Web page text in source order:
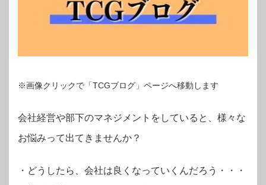
※画像クリックで「TCGブログ」ページへ移動します
会社経営や部下のマネジメントをしていると、様々な
お悩みって出てきませんか？
・ どうしたら、会社は良くなっていくんだろう・・・